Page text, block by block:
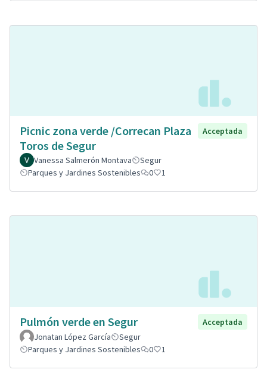
Picnic zona verde /Correcan Plaza
Toros de Segur
Acceptada
Vanessa Salmerón Montava
Segur
Parques y Jardines Sostenibles
0 1
Pulmón verde en Segur
Acceptada
Jonatan López García
Segur
Parques y Jardines Sostenibles
0 1